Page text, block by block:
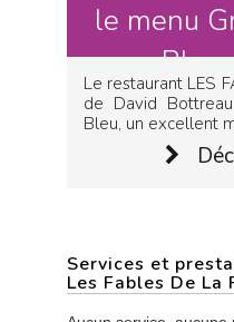
le menu
Bleu
Le restaurant LES
de David
Bleu, un excellent
Services et
Les Fables De La